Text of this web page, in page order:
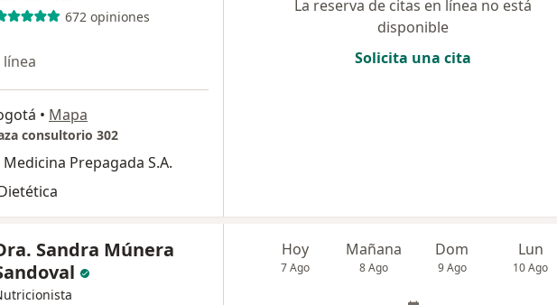
672 opiniones
línea
• Mapa
consultorio 302
Prepagada S.A.
La reserva de citas en línea no está
disponible
Solicita una cita
Sandra Múnera
Hoy
7 Ago
Mañana
8 Ago
Dom
9 Ago
Lun
10 Ago